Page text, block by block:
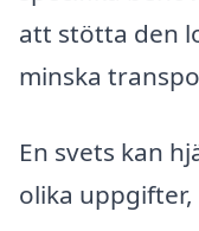
att stötta den
minska
En svets kan
olika uppgifter,